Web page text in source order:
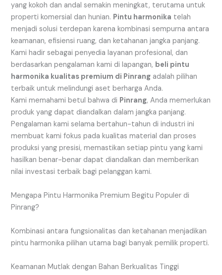
yang kokoh dan andal semakin meningkat, terutama untuk
properti komersial dan hunian. Pintu harmonika telah
menjadi solusi terdepan karena kombinasi sempurna antara
keamanan, efisiensi ruang, dan ketahanan jangka panjang.
Kami hadir sebagai penyedia layanan profesional, dan
berdasarkan pengalaman kami di lapangan, beli pintu
harmonika kualitas premium di Pinrang adalah pilihan
terbaik untuk melindungi aset berharga Anda.
Kami memahami betul bahwa di Pinrang, Anda memerlukan
produk yang dapat diandalkan dalam jangka panjang.
Pengalaman kami selama bertahun-tahun di industri ini
membuat kami fokus pada kualitas material dan proses
produksi yang presisi, memastikan setiap pintu yang kami
hasilkan benar-benar dapat diandalkan dan memberikan
nilai investasi terbaik bagi pelanggan kami.
Mengapa Pintu Harmonika Premium Begitu Populer di
Pinrang?
Kombinasi antara fungsionalitas dan ketahanan menjadikan
pintu harmonika pilihan utama bagi banyak pemilik properti.
Keamanan Mutlak dengan Bahan Berkualitas Tinggi